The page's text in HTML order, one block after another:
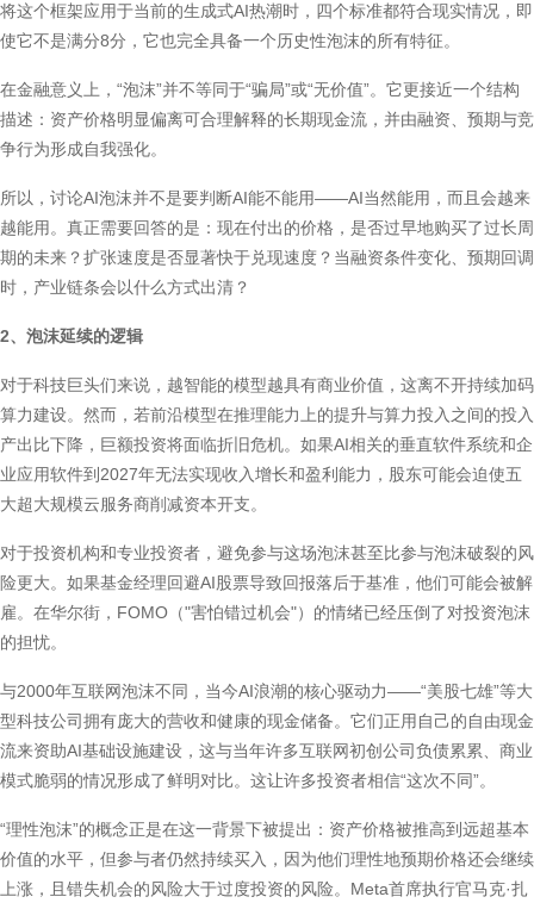
将这个框架应用于当前的生成式AI热潮时，四个标准都符合现实情况，即
使它不是满分8分，它也完全具备一个历史性泡沫的所有特征。
在金融意义上，“泡沫”并不等同于“骗局”或“无价值”。它更接近一个结构
描述：资产价格明显偏离可合理解释的长期现金流，并由融资、预期与竞
争行为形成自我强化。
所以，讨论AI泡沫并不是要判断AI能不能用——AI当然能用，而且会越来
越能用。真正需要回答的是：现在付出的价格，是否过早地购买了过长周
期的未来？扩张速度是否显著快于兑现速度？当融资条件变化、预期回调
时，产业链条会以什么方式出清？
2、泡沫延续的逻辑
对于科技巨头们来说，越智能的模型越具有商业价值，这离不开持续加码
算力建设。然而，若前沿模型在推理能力上的提升与算力投入之间的投入
产出比下降，巨额投资将面临折旧危机。如果AI相关的垂直软件系统和企
业应用软件到2027年无法实现收入增长和盈利能力，股东可能会迫使五
大超大规模云服务商削减资本开支。
对于投资机构和专业投资者，避免参与这场泡沫甚至比参与泡沫破裂的风
险更大。如果基金经理回避AI股票导致回报落后于基准，他们可能会被解
雇。在华尔街，FOMO（"害怕错过机会"）的情绪已经压倒了对投资泡沫
的担忧。
与2000年互联网泡沫不同，当今AI浪潮的核心驱动力——“美股七雄”等大
型科技公司拥有庞大的营收和健康的现金储备。它们正用自己的自由现金
流来资助AI基础设施建设，这与当年许多互联网初创公司负债累累、商业
模式脆弱的情况形成了鲜明对比。这让许多投资者相信“这次不同”。
“理性泡沫”的概念正是在这一背景下被提出：资产价格被推高到远超基本
价值的水平，但参与者仍然持续买入，因为他们理性地预期价格还会继续
上涨，且错失机会的风险大于过度投资的风险。Meta首席执行官马克·扎